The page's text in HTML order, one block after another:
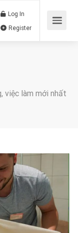
Log In
việc làm mới nhất